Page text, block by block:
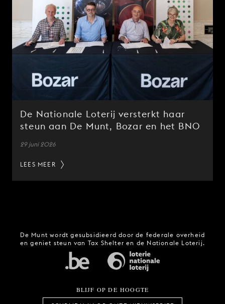
De Nationale Loterij versterkt haar
steun aan De Munt, Bozar en het BNO
29 juni 2026
LEES MEER
De Munt wordt gesubsidieerd door de federale overheid
en geniet steun van Tax Shelter en de Nationale Loterij.
BLIJF OP DE HOOGTE